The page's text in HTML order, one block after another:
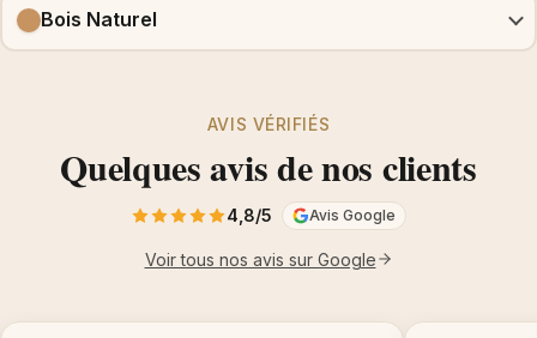
Bois Naturel
AVIS VÉRIFIÉS
Quelques avis de nos clients
4,8/5 Avis Google
Voir tous nos avis sur Google